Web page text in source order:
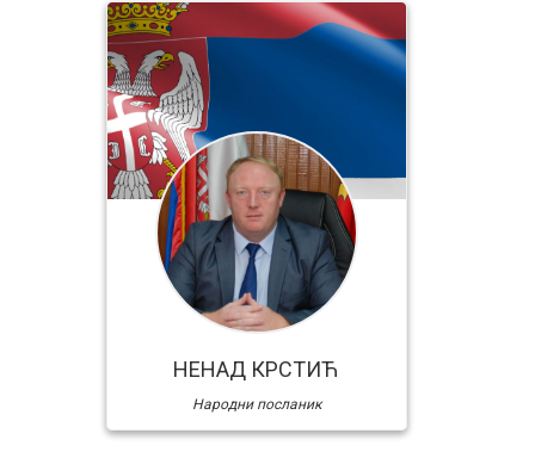
НЕНАД КРСТИЋ
Народни посланик